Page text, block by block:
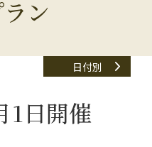
ン
日付別
1日開催